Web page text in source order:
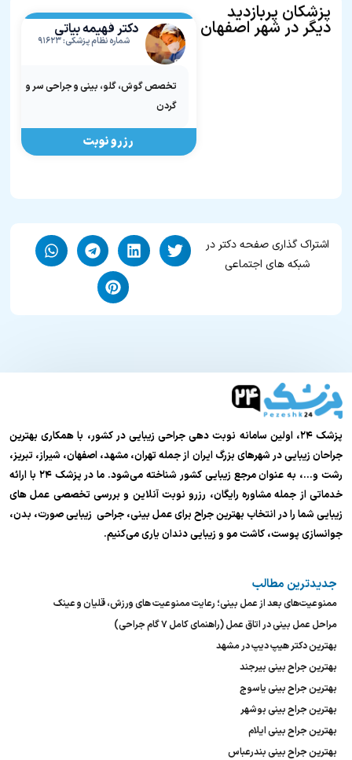
پزشکان پربازدید
دیگر در شهر اصفهان دکتر فهیمه بیاتی
شماره نظام پزشکی: ۹۱۶۲۳
تخصص گوش، گلو، بینی و جراحی سر و
گردن
رزرو نوبت
اشتراک گذاری صفحه دکتر در
شبکه های اجتماعی
پزشک ۲۴، اولین سامانه نوبت دهی جراحی زیبایی در کشور، با همکاری بهترین
جراحان زیبایی در شهرهای بزرگ ایران از جمله تهران، مشهد، اصفهان، شیراز، تبریز،
رشت و…، به عنوان مرجع زیبایی کشور شناخته می‌شود. ما در پزشک ۲۴ با ارائه
خدماتی از جمله مشاوره رایگان، رزرو نوبت آنلاین و بررسی تخصصی عمل های
زیبایی شما را در انتخاب بهترین جراح برای عمل بینی، جراحی زیبایی صورت، بدن،
جوانسازی پوست، کاشت مو و زیبایی دندان یاری می‌کنیم.
جدیدترین مطالب
ممنوعیت‌های بعد از عمل بینی؛ رعایت ممنوعیت های ورزش، قلیان و عینک
مراحل عمل بینی در اتاق عمل (راهنمای کامل ۷ گام جراحی)
بهترین دکتر هیپ دیپ در مشهد
بهترین جراح بینی بیرجند
بهترین جراح بینی یاسوج
بهترین جراح بینی بوشهر
بهترین جراح بینی ایلام
بهترین جراح بینی بندرعباس